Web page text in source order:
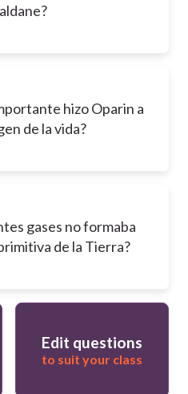
hizo Oparin a
de la vida?
gases no formaba
de la Tierra?
Edit questions
to suit your class